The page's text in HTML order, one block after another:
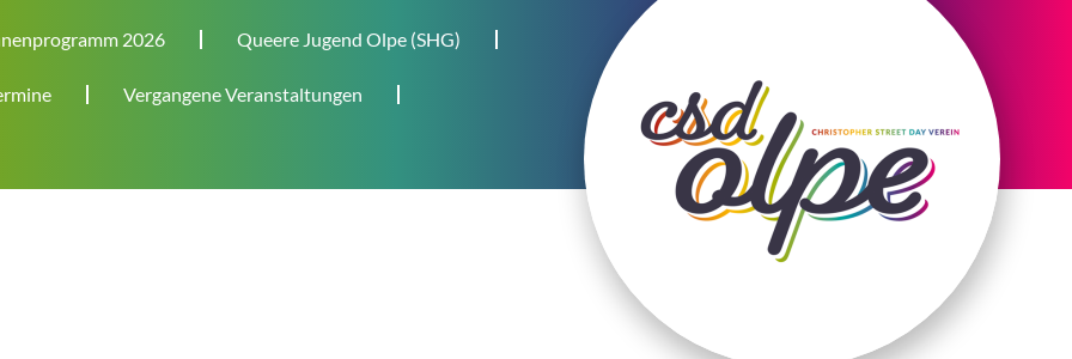
2026 Queere Jugend Olpe (SHG)
Vergangene Veranstaltungen